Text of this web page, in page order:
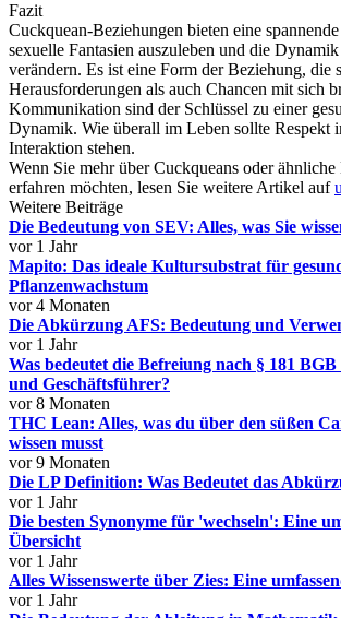
Fazit
Cuckquean-Beziehungen bieten eine
sexuelle Fantasien auszuleben und die
verändern. Es ist eine Form der Beziehung, die
Herausforderungen als auch Chancen mit sich
Kommunikation sind der Schlüssel zu einer
Dynamik. Wie überall im Leben sollte Respekt
Interaktion stehen.
Wenn Sie mehr über Cuckqueans oder
erfahren möchten, lesen Sie weitere Artikel auf
Weitere Beiträge
Die Bedeutung von SEV: Alles, was Sie
vor 1 Jahr
Mapito: Das ideale Kultursubstrat für
Pflanzenwachstum
vor 4 Monaten
Die Abkürzung AFS: Bedeutung und
vor 1 Jahr
Was bedeutet die Befreiung nach § 181
und Geschäftsführer?
vor 8 Monaten
THC Lean: Alles, was du über den süßen
wissen musst
vor 9 Monaten
Die LP Definition: Was Bedeutet das
vor 1 Jahr
Die besten Synonyme für 'wechseln': Eine
Übersicht
vor 1 Jahr
Alles Wissenswerte über Zies: Eine
vor 1 Jahr